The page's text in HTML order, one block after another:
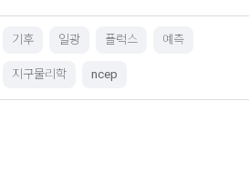
기후 일광 플럭스 예측
지구물리학 ncep